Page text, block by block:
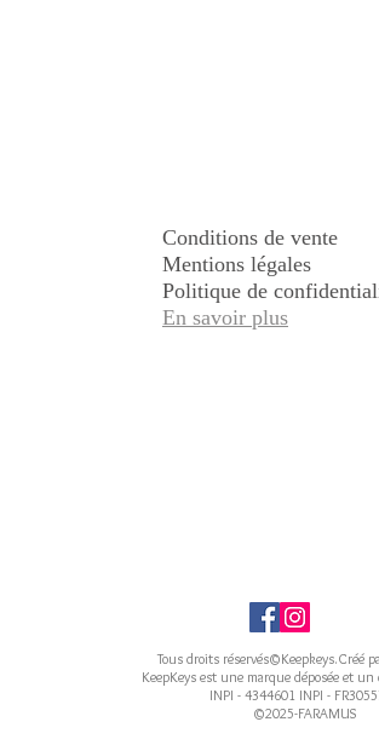
Conditions de vente
Mentions légales
Politique de
En savoir plus
Tous droits réservés©Keepkeys.Créé
KeepKeys est une marque déposée et
INPI - 4344601 INPI -
©2025-FARAMUS